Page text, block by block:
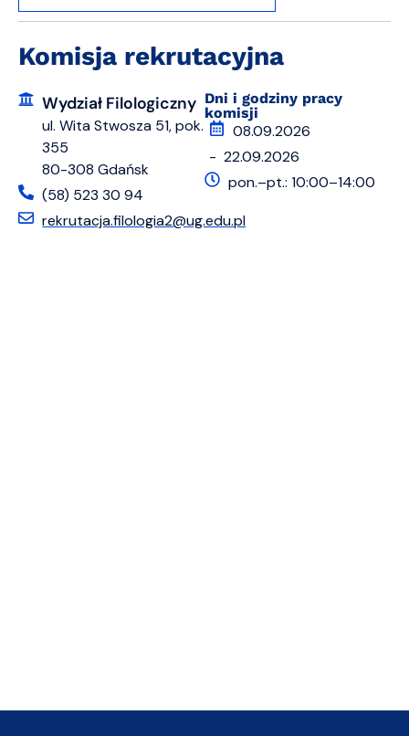
Komisja rekrutacyjna
Wydział Filologiczny
ul. Wita Stwosza 51, pok.
355
80-308 Gdańsk
(58) 523 30 94
rekrutacja.filologia2@ug.edu.pl
Dni i godziny pracy
komisji
08.09.2026
- 22.09.2026
pon.–pt.: 10:00–14:00